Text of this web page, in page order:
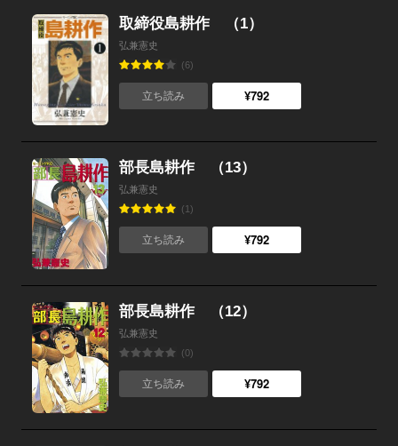
取締役島耕作 （1）
弘兼憲史
(6)
立ち読み ¥792
部長島耕作 （13）
弘兼憲史
(1)
立ち読み ¥792
部長島耕作 （12）
弘兼憲史
(0)
立ち読み ¥792